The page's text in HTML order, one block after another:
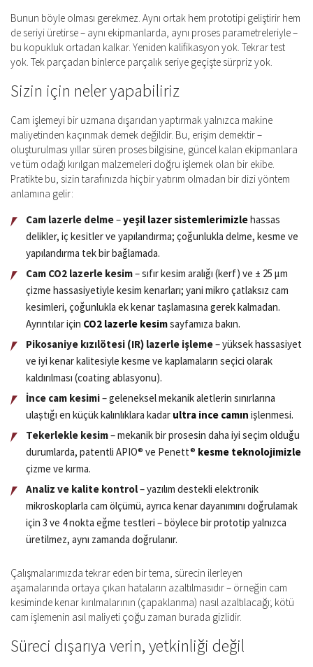
Bunun böyle olması gerekmez. Aynı ortak hem prototipi geliştirir hem
de seriyi üretirse – aynı ekipmanlarda, aynı proses parametreleriyle –
bu kopukluk ortadan kalkar. Yeniden kalifikasyon yok. Tekrar test
yok. Tek parçadan binlerce parçalık seriye geçişte sürpriz yok.
Sizin için neler yapabiliriz
Cam işlemeyi bir uzmana dışarıdan yaptırmak yalnızca makine
maliyetinden kaçınmak demek değildir. Bu, erişim demektir –
oluşturulması yıllar süren proses bilgisine, güncel kalan ekipmanlara
ve tüm odağı kırılgan malzemeleri doğru işlemek olan bir ekibe.
Pratikte bu, sizin tarafınızda hiçbir yatırım olmadan bir dizi yöntem
anlamına gelir:
Cam lazerle delme–yeşil lazer sistemlerimizlehassas
delikler, iç kesitler ve yapılandırma; çoğunlukla delme, kesme ve
yapılandırma tek bir bağlamada.
Cam CO2 lazerle kesim– sıfır kesim aralığı (kerf) ve ± 25 µm
çizme hassasiyetiyle kesim kenarları; yani mikro çatlaksız cam
kesimleri, çoğunlukla ek kenar taşlamasına gerek kalmadan.
Ayrıntılar için CO2 lazerle kesimsayfamıza bakın.
Pikosaniye kızılötesi (IR) lazerle işleme– yüksek hassasiyet
ve iyi kenar kalitesiyle kesme ve kaplamaların seçici olarak
kaldırılması (coating ablasyonu).
İnce cam kesimi– geleneksel mekanik aletlerin sınırlarına
ulaştığı en küçük kalınlıklara kadar ultra ince camın işlenmesi.
Tekerlekle kesim– mekanik bir prosesin daha iyi seçim olduğu
durumlarda, patentli APIO® ve Penett® kesme teknolojimizle
çizme ve kırma.
Analiz ve kalite kontrol– yazılım destekli elektronik
mikroskoplarla cam ölçümü, ayrıca kenar dayanımını doğrulamak
için 3 ve 4 nokta eğme testleri – böylece bir prototip yalnızca
üretilmez, aynı zamanda doğrulanır.
Çalışmalarımızda tekrar eden bir tema, sürecin ilerleyen
aşamalarında ortaya çıkan hataların azaltılmasıdır – örneğin cam
kesiminde kenar kırılmalarının (çapaklanma) nasıl azaltılacağı; kötü
cam işlemenin asıl maliyeti çoğu zaman burada gizlidir.
Süreci dışarıya verin, yetkinliği değil